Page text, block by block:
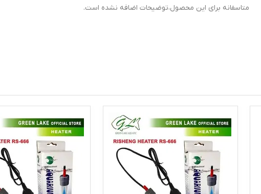
متاسفانه برای این محصول،توضیحات اضافه نشده است.